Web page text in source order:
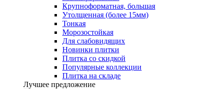
Крупноформатная, большая
Утолщенная (более 15мм)
Тонкая
Морозостойкая
Для слабовидящих
Новинки плитки
Плитка со скидкой
Популярные коллекции
Плитка на складе
Лучшее предложение